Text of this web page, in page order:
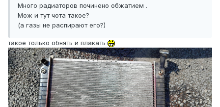
Много радиаторов починено обжатием .
Мож и тут чота такое?
(а газы не распирают его?)
такое только обнять и плакать